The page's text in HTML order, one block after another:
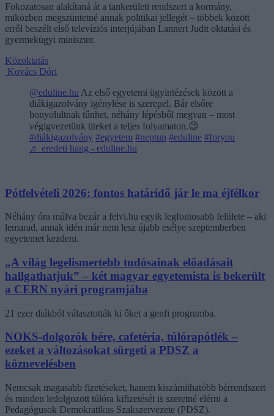
Fokozatosan alakítaná át a tankerületi rendszert a kormány,
miközben megszüntetné annak politikai jellegét – többek között
erről beszélt első televíziós interjújában Lannert Judit oktatási és
gyermekügyi miniszter.
Közoktatás
Kovács Dóri
@eduline.hu Az első egyetemi ügyintézések között a
diákigazolvány igénylése is szerepel. Bár elsőre
bonyolultnak tűnhet, néhány lépésből megvan – most
végigvezetünk titeket a teljes folyamaton.😉
#diákigazolvány #egyetem #neptun #eduline #foryou
♬ eredeti hang - eduline.hu
Pótfelvételi 2026: fontos határidő jár le ma éjfélkor
Néhány óra múlva bezár a felvi.hu egyik legfontosabb felülete – aki
lemarad, annak idén már nem lesz újabb esélye szeptemberben
egyetemet kezdeni.
„A világ legelismertebb tudósainak előadásait
hallgathatjuk” – két magyar egyetemista is bekerült
a CERN nyári programjába
21 ezer diákból választották ki őket a genfi programba.
NOKS-dolgozók bére, cafetéria, túlórapótlék –
ezeket a változásokat sürgeti a PDSZ a
köznevelésben
Nemcsak magasabb fizetéseket, hanem kiszámíthatóbb bérrendszert
és minden ledolgozott túlóra kifizetését is szeretné elérni a
Pedagógusok Demokratikus Szakszervezete (PDSZ).